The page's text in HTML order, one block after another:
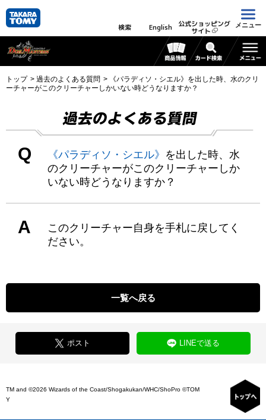
検索 English 公式ショッピング
サイト
メニュー
トップ 過去のよくある質問
《パラディソ・シエル》を出した時、水のクリ
ーチャーがこのクリーチャーしかいない時どうなりますか？
過去のよくある質問
Q 《パラディソ・シエル》 を出した時、水
のクリーチャーがこのクリーチャーしか
いない時どうなりますか？
A
このクリーチャー自身を手札に戻してく
ださい。
一覧へ戻る
ポスト LINEで送る
TM and ©2026 Wizards of the Coast/Shogakukan/WHC/ShoPro ©TOM
Y